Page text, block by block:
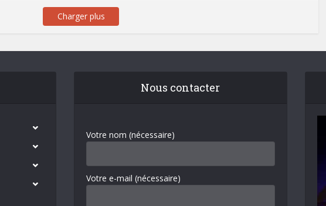
Charger plus
Nous contacter
Votre nom (nécessaire)
Votre e-mail (nécessaire)